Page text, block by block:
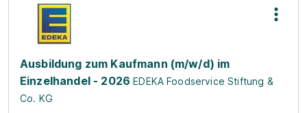
Ausbildung zum Kaufmann (m/w/d) im
Einzelhandel - 2026 EDEKA Foodservice Stiftung &
Co. KG